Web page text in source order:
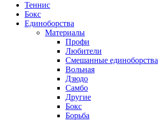
Теннис
Бокс
Единоборства
Материалы
Профи
Любители
Смешанные единоборства
Вольная
Дзюдо
Самбо
Другие
Бокс
Борьба